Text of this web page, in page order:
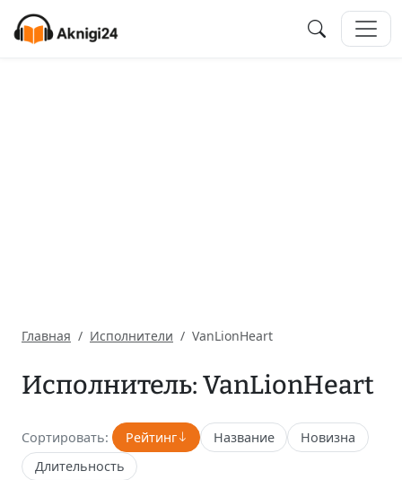
Главная Исполнители VanLionHeart
Исполнитель: VanLionHeart
Сортировать: Рейтинг Название
Новизна
Длительность